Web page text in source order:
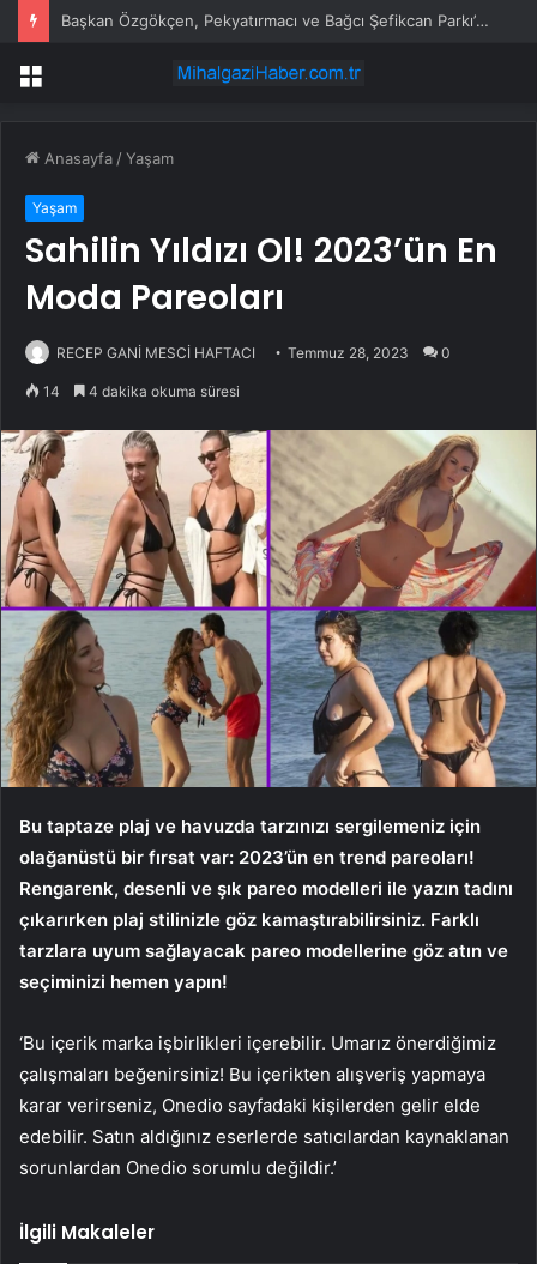
Başkan Özgökçen, Pekyatırmacı ve Bağcı Şefikcan Parkı’nda Vatandaşlarla Bir Araya Geldi
Menü
Anasayfa /Yaşam
Yaşam
Sahilin Yıldızı Ol! 2023’ün En
Moda Pareoları
RECEP GANİ MESCİ HAFTACI Temmuz 28, 2023 0
14 4 dakika okuma süresi
Bu taptaze plaj ve havuzda tarzınızı sergilemeniz için
olağanüstü bir fırsat var: 2023’ün en trend pareoları!
Rengarenk, desenli ve şık pareo modelleri ile yazın tadını
çıkarırken plaj stilinizle göz kamaştırabilirsiniz. Farklı
tarzlara uyum sağlayacak pareo modellerine göz atın ve
seçiminizi hemen yapın!
‘Bu içerik marka işbirlikleri içerebilir. Umarız önerdiğimiz
çalışmaları beğenirsiniz! Bu içerikten alışveriş yapmaya
karar verirseniz, Onedio sayfadaki kişilerden gelir elde
edebilir. Satın aldığınız eserlerde satıcılardan kaynaklanan
sorunlardan Onedio sorumlu değildir.’
İlgili Makaleler